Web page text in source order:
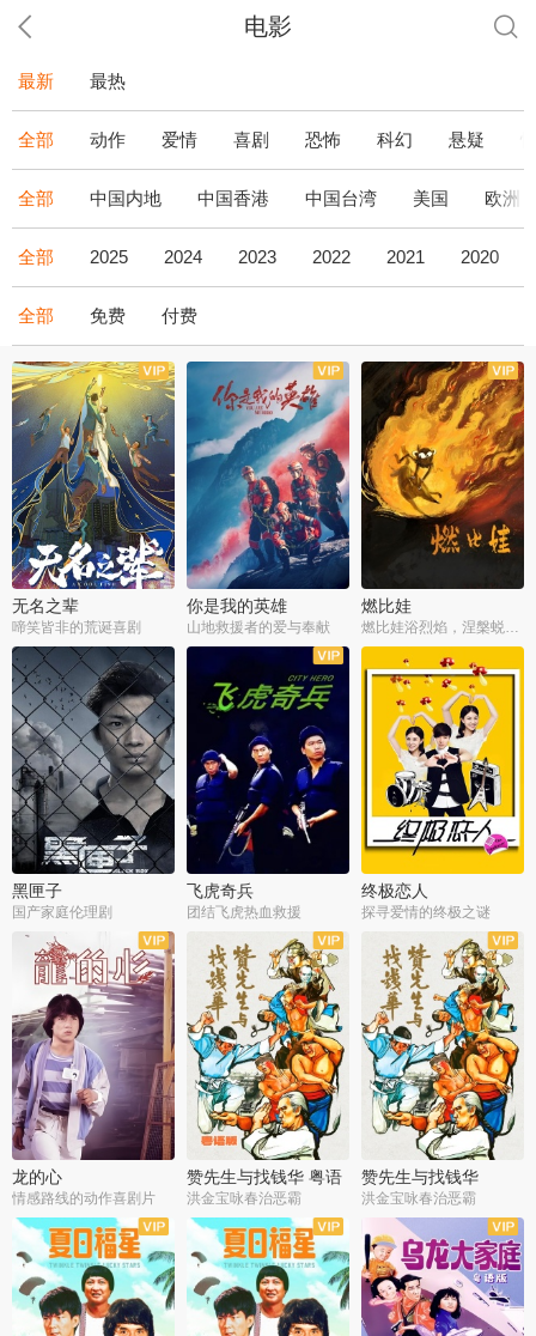
电影
最新 最热
全部 动作 爱情 喜剧 恐怖 科幻 悬疑
全部 中国内地 中国香港 中国台湾 美国 欧洲
全部 2025 2024 2023 2022 2021 2020
全部 免费 付费
无名之辈
啼笑皆非的荒诞喜剧
你是我的英雄
山地救援者的爱与奉献
燃比娃
燃比娃浴烈焰，涅槃蜕变成人
黑匣子
国产家庭伦理剧
飞虎奇兵
团结飞虎热血救援
终极恋人
探寻爱情的终极之谜
龙的心
情感路线的动作喜剧片
赞先生与找钱华 粤语
版
洪金宝咏春治恶霸
赞先生与找钱华
洪金宝咏春治恶霸